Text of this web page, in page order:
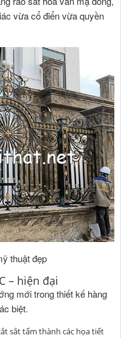
vừa cổ điển vừa quyền
thuật đẹp
– hiện đại
mới trong thiết kế hàng
biệt.
sắt tấm thành các họa tiết